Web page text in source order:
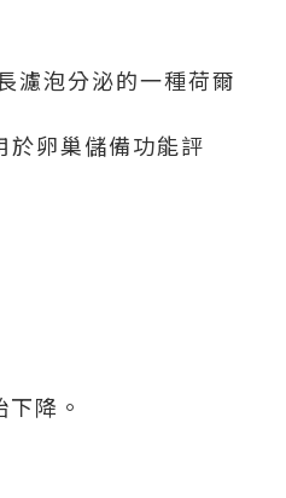
泡分泌的一種荷爾
於卵巢儲備功能評
降。